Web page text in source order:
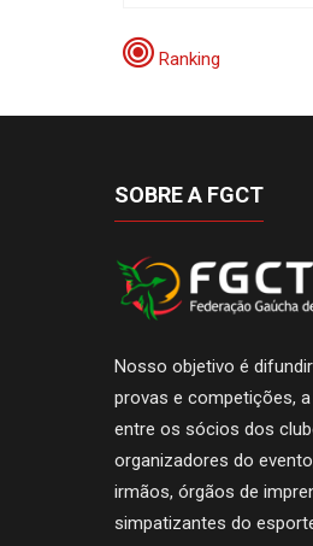
Ranking
SOBRE A FGCT
Nosso objetivo é
provas e competições,
entre os sócios dos
organizadores do
irmãos, órgãos de
simpatizantes do